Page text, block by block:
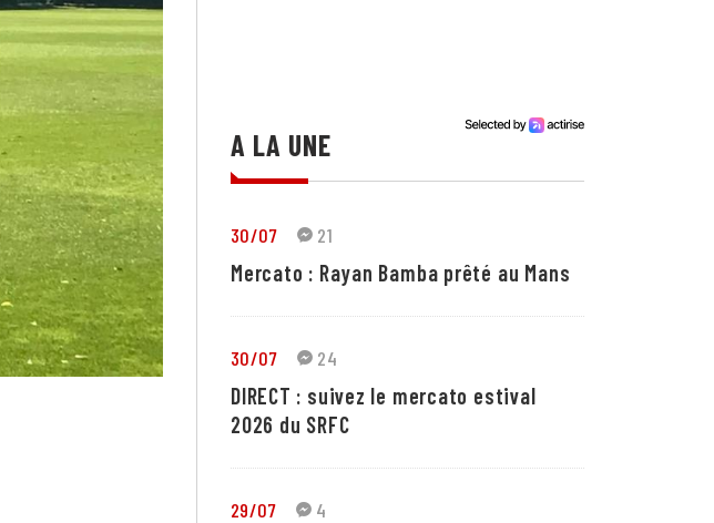
A LA UNE
30/07 21
Mercato : Rayan Bamba prêté au Mans
30/07 24
DIRECT : suivez le mercato estival
2026 du SRFC
29/07 4